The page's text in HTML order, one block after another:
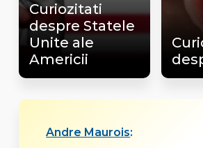
Curiozitati
despre Statele
Unite ale
Americii
Andre Maurois: